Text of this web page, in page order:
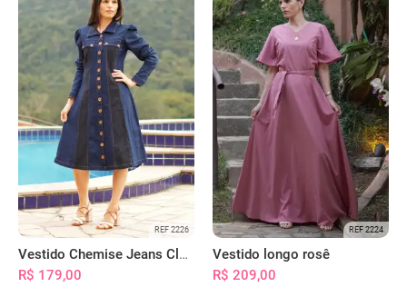
REF 2226
Vestido Chemise Jeans Clássica Serena
R$ 179,00
REF 2224
Vestido longo rosê
R$ 209,00